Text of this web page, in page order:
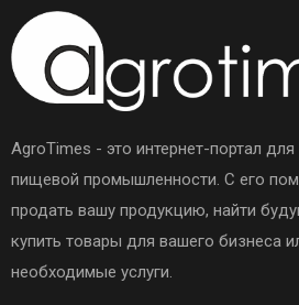
AgroTimes - это интернет-портал
пищевой промышленности. С его
продать вашу продукцию, найти
купить товары для вашего бизнеса
необходимые услуги.